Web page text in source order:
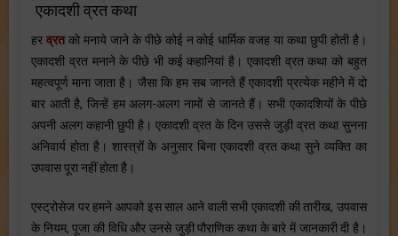
एकादशी व्रत कथा
हर व्रतको मनाये जाने के पीछे कोई न कोई धार्मिक वजह या कथा छुपी होती है।
एकादशी व्रत मनाने के पीछे भी कई कहानियां है। एकादशी व्रत कथा को बहुत
महत्वपूर्ण माना जाता है। जैसा कि हम सब जानते हैं एकादशी प्रत्येक महीने में दो
बार आती है, जिन्हें हम अलग-अलग नामों से जानते हैं। सभी एकादशियों के पीछे
अपनी अलग कहानी छुपी है। एकादशी व्रत के दिन उससे जुड़ी व्रत कथा सुनना
अनिवार्य होता है। शास्त्रों के अनुसार बिना एकादशी व्रत कथा सुने व्यक्ति का
उपवास पूरा नहीं होता है।
एस्ट्रोसेज पर हमने आपको इस साल आने वाली सभी एकादशी की तारीख, उपवास
के नियम, पूजा की विधि और उनसे जुड़ी पौराणिक कथा के बारे में जानकारी दी है।